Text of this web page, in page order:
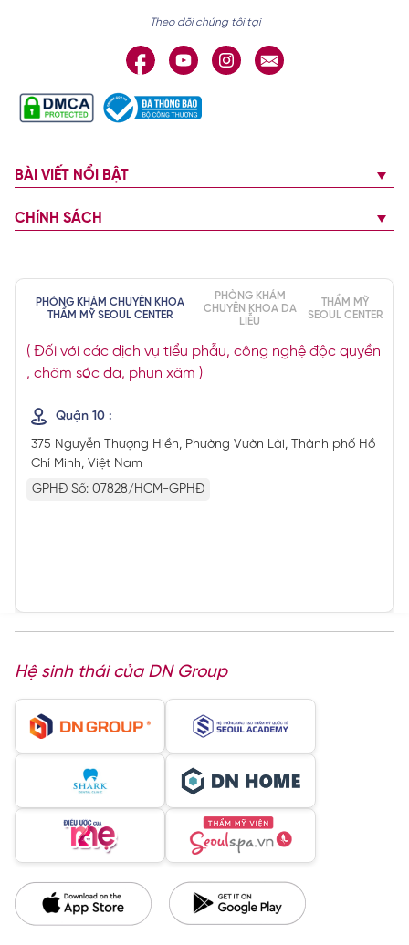
Theo dõi chúng tôi tại
BÀI VIẾT NỔI BẬT
CHÍNH SÁCH
PHÒNG KHÁM CHUYÊN KHOA
THẨM MỸ SEOUL CENTER
PHÒNG KHÁM
CHUYÊN KHOA DA
LIỄU
THẨM MỸ
SEOUL CENTER
( Đối với các dịch vụ tiểu phẫu, công nghệ độc quyền
, chăm sóc da, phun xăm )
Quận 10 :
375 Nguyễn Thượng Hiền, Phường Vườn Lài, Thành phố Hồ
Chí Minh, Việt Nam
GPHĐ Số: 07828/HCM-GPHĐ
Hệ sinh thái của DN Group